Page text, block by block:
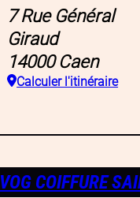
7 Rue Général
Giraud
14000 Caen
Calculer l'itinéraire
VOG COIFFURE